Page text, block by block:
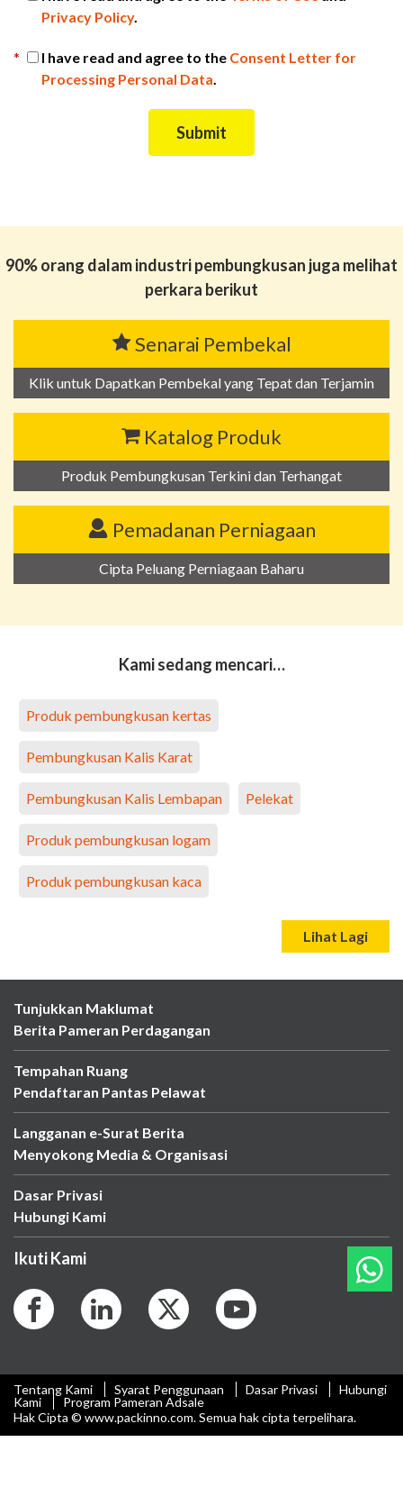
Privacy Policy.
* I have read and agree to the Consent Letter for
Processing Personal Data.
90% orang dalam industri pembungkusan juga melihat
perkara berikut
Senarai Pembekal
Klik untuk Dapatkan Pembekal yang Tepat dan Terjamin
Katalog Produk
Produk Pembungkusan Terkini dan Terhangat
Pemadanan Perniagaan
Cipta Peluang Perniagaan Baharu
Kami sedang mencari…
Produk pembungkusan kertas
Pembungkusan Kalis Karat
Pembungkusan Kalis Lembapan Pelekat
Produk pembungkusan logam
Produk pembungkusan kaca
Lihat Lagi
Tunjukkan Maklumat
Berita Pameran Perdagangan
Tempahan Ruang
Pendaftaran Pantas Pelawat
Langganan e-Surat Berita
Menyokong Media & Organisasi
Dasar Privasi
Hubungi Kami
Ikuti Kami
Tentang Kami Syarat Penggunaan Dasar Privasi
Hubungi
Kami
Program Pameran Adsale
Hak Cipta © www.packinno.com. Semua hak cipta terpelihara.